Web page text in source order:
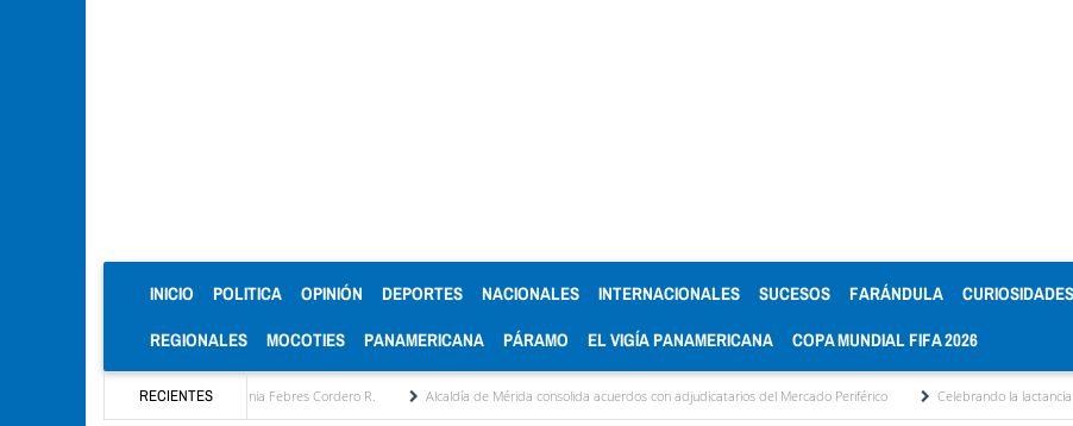
INICIO (CURRENT)
POLITICA OPINIÓN DEPORTES NACIONALES INTERNACIONALES SUCESOS FARÁNDULA CURIOSIDADES
REGIONALES MOCOTIES PANAMERICANA PÁRAMO EL VIGÍA PANAMERICANA COPA MUNDIAL FIFA 2026
RECIENTES
por María Eugenia Febres Cordero R. Alcaldía de Mérida consolida acuerdos con adjudicatarios del Mercado Periférico Celebrando la lactancia materna: Un